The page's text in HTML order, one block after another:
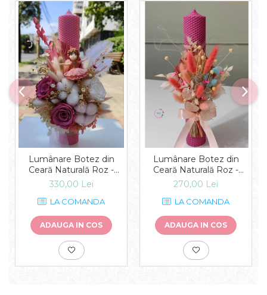
Lumânare Botez din
Ceară Naturală Roz -
Grația Balerinei
330,00 Lei
LA COMANDA
ADAUGA IN COS
Lumânare Botez din
Ceară Naturală Roz -
Vibrația Culorilor
270,00 Lei
LA COMANDA
ADAUGA IN COS